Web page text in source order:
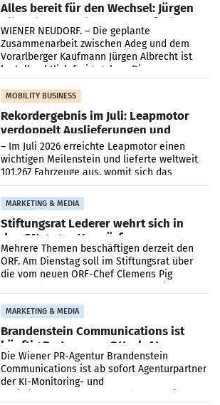
Alles bereit für den Wechsel: Jürgen
Albrecht setzt ab 1.1.2027 auf Adeg
WIENER NEUDORF. – Die geplante
Zusammenarbeit zwischen Adeg und dem
Vorarlberger Kaufmann Jürgen Albrecht ist
kartellrechtlich freigegeben: Die
Bundeswettbewerbsbehörde und der
Bundeskartellanwalt
MOBILITY BUSINESS
Rekordergebnis im Juli: Leapmotor
verdoppelt Auslieferungen und
überschreitet die 100.000er-Marke
– Im Juli 2026 erreichte Leapmotor einen
wichtigen Meilenstein und lieferte weltweit
101.267 Fahrzeuge aus, womit sich das
Ergebnis gegenüber Juli 2025 mehr als
verdoppelte (+102
MARKETING & MEDIA
Stiftungsrat Lederer wehrt sich in
den SN gegen Vorwürfe
Mehrere Themen beschäftigen derzeit den
ORF. Am Dienstag soll im Stiftungsrat über
die vom neuen ORF-Chef Clemens Pig
MARKETING & MEDIA
Brandenstein Communications ist
künftig Partner von OtterlyAI
Die Wiener PR-Agentur Brandenstein
Communications ist ab sofort Agenturpartner
der KI-Monitoring- und